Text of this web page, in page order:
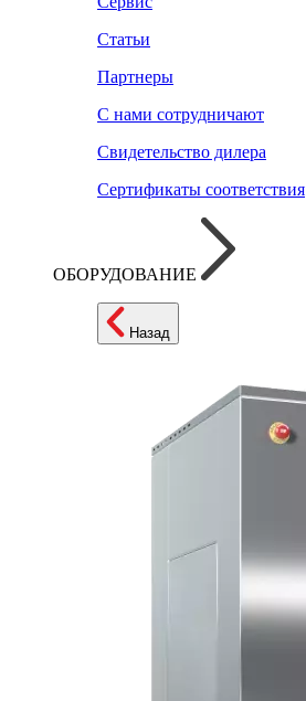
Статьи
Партнеры
С нами сотрудничают
Свидетельство дилера
Сертификаты соответствия
ОБОРУДОВАНИЕ
Назад